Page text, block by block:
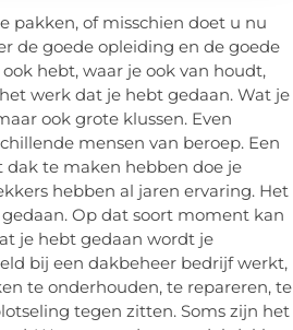
pakken, of misschien doet u nu
de goede opleiding en de goede
hebt, waar je ook van houdt,
werk dat je hebt gedaan. Wat je
ook grote klussen. Even
mensen van beroep. Een
dak te maken hebben doe je
hebben al jaren ervaring. Het
Op dat soort moment kan
je hebt gedaan wordt je
bij een dakbeheer bedrijf werkt,
te onderhouden, te repareren, te
tegen zitten. Soms zijn het